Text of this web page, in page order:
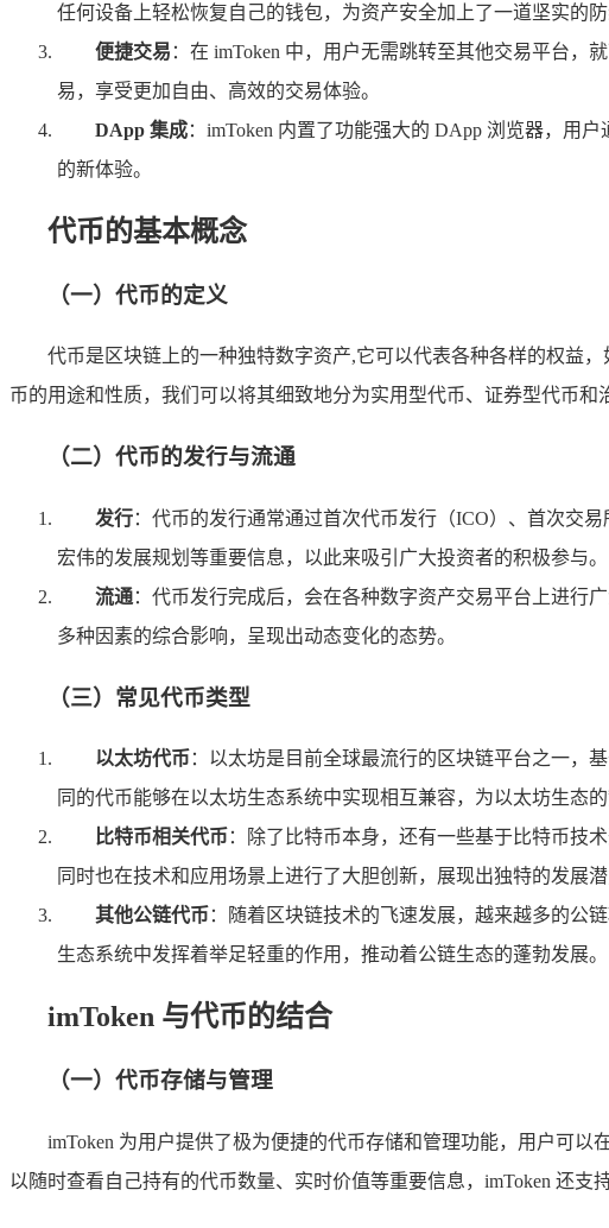
任何设备上轻松恢复自己的钱包，为资产安全加上了一道坚实的防
便捷交易 ：在 imToken 中，用户无需跳转至其他交易平台，
易，享受更加自由、高效的交易体验。
DApp 集成：imToken 内置了功能强大的 DApp 浏览器，用
的新体验。
代币的基本概念
（一）代币的定义
代币是区块链上的一种独特数字资产,它可以代表各种各样的权益
币的用途和性质，我们可以将其细致地分为实用型代币、证券型代币和
（二）代币的发行与流通
发行：代币的发行通常通过首次代币发行（ICO）、首次交
宏伟的发展规划等重要信息，以此来吸引广大投资者的积极参与。
流通：代币发行完成后，会在各种数字资产交易平台上进行
多种因素的综合影响，呈现出动态变化的态势。
（三）常见代币类型
以太坊代币 ：以太坊是目前全球最流行的区块链平台之一，
同的代币能够在以太坊生态系统中实现相互兼容，为以太坊生态
比特币相关代币 ：除了比特币本身，还有一些基于比特币技
同时也在技术和应用场景上进行了大胆创新，展现出独特的发展潜
其他公链代币 ：随着区块链技术的飞速发展，越来越多的公
生态系统中发挥着举足轻重的作用，推动着公链生态的蓬勃发展。
imToken 与代币的结合
（一）代币存储与管理
imToken 为用户提供了极为便捷的代币存储和管理功能，用户可
以随时查看自己持有的代币数量、实时价值等重要信息，imToken 还